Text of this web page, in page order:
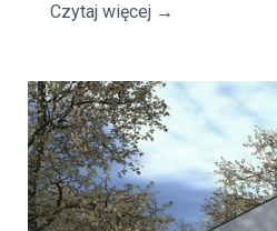
Czytaj więcej →